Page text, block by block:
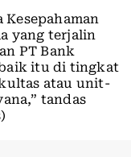
yang terjalin
PT Bank
baik itu di tingkat
atau unit-
tandas